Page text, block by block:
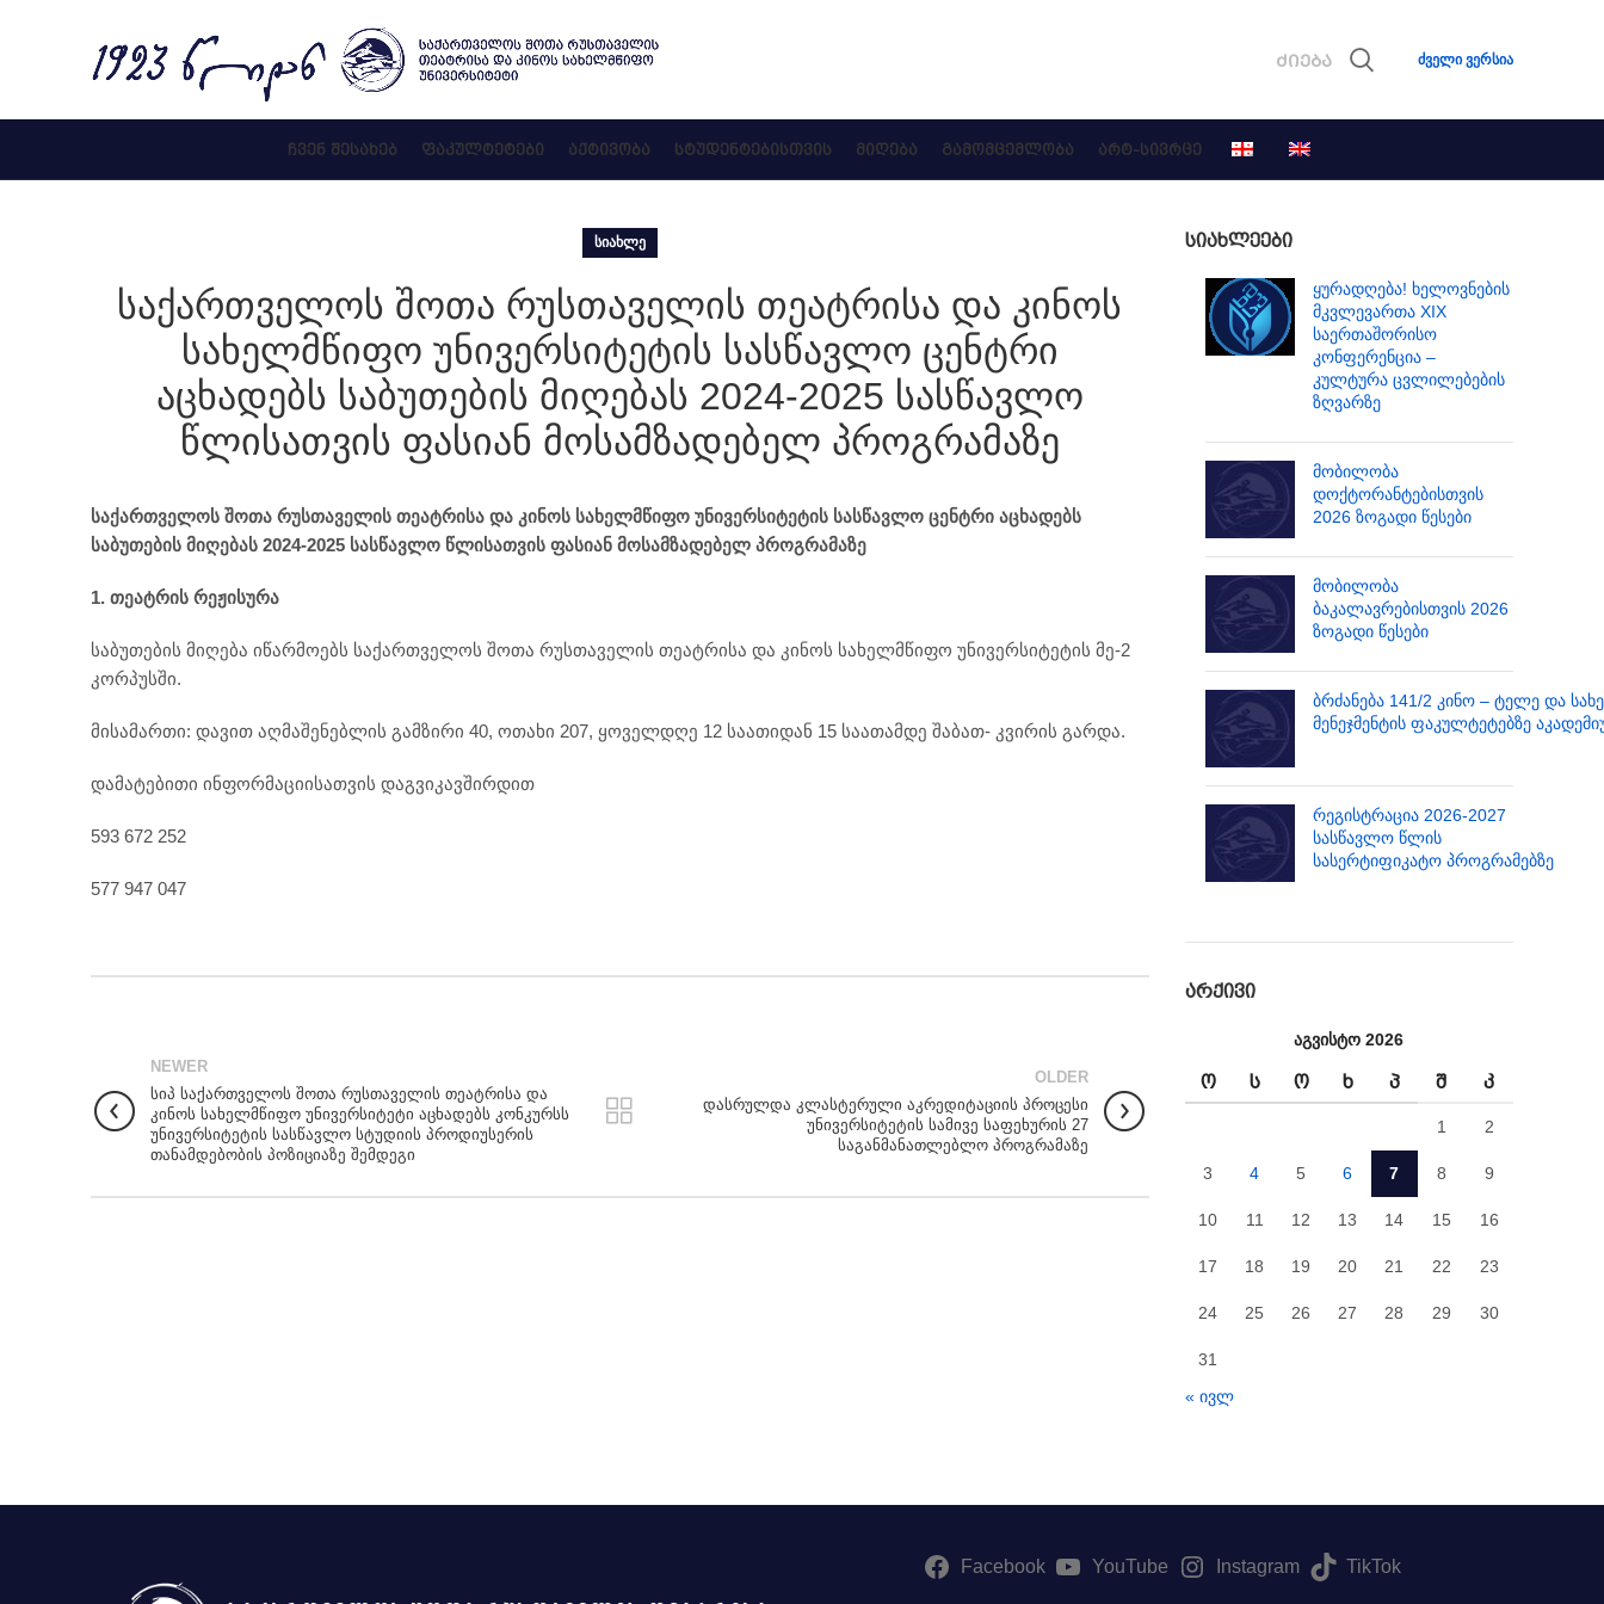
ძველი ვერსია
ᲩᲕᲔᲜ ᲨᲔᲡᲐᲮᲔᲑ ᲤᲐᲙᲣᲚᲢᲔᲢᲔᲑᲘ ᲐᲥᲢᲘᲕᲝᲑᲐ ᲡᲢᲣᲓᲔᲜᲢᲔᲑᲘᲡᲗᲕᲘᲡ ᲛᲘᲦᲔᲑᲐ ᲒᲐᲛᲝᲛᲪᲔᲛᲚᲝᲑᲐ ᲐᲠᲢ-ᲡᲘᲕᲠᲪᲔ
ᲡᲘᲐᲮᲚᲔ
საქართველოს შოთა რუსთაველის თეატრისა და კინოს
სახელმწიფო უნივერსიტეტის სასწავლო ცენტრი
აცხადებს საბუთების მიღებას 2024-2025 სასწავლო
წლისათვის ფასიან მოსამზადებელ პროგრამაზე
საქართველოს შოთა რუსთაველის თეატრისა და კინოს სახელმწიფო უნივერსიტეტის სასწავლო ცენტრი აცხადებს
საბუთების მიღებას 2024-2025 სასწავლო წლისათვის ფასიან მოსამზადებელ პროგრამაზე
1. თეატრის რეჟისურა
საბუთების მიღება იწარმოებს საქართველოს შოთა რუსთაველის თეატრისა და კინოს სახელმწიფო უნივერსიტეტის მე-2
კორპუსში.
მისამართი: დავით აღმაშენებლის გამზირი 40, ოთახი 207, ყოველდღე 12 საათიდან 15 საათამდე შაბათ- კვირის გარდა.
დამატებითი ინფორმაციისათვის დაგვიკავშირდით
593 672 252
577 947 047
NEWER
სიპ საქართველოს შოთა რუსთაველის თეატრისა და
კინოს სახელმწიფო უნივერსიტეტი აცხადებს კონკურსს
უნივერსიტეტის სასწავლო სტუდიის პროდიუსერის
თანამდებობის პოზიციაზე შემდეგი
OLDER
დასრულდა კლასტერული აკრედიტაციის პროცესი
უნივერსიტეტის სამივე საფეხურის 27
საგანმანათლებლო პროგრამაზე
ᲡᲘᲐᲮᲚᲔᲔᲑᲘ
ყურადღება! ხელოვნების
მკვლევართა XIX
საერთაშორისო
კონფერენცია –
კულტურა ცვლილებების
ზღვარზე
მობილობა
დოქტორანტებისთვის
2026 ზოგადი წესები
მობილობა
ბაკალავრებისთვის 2026
ზოგადი წესები
ბრძანება 141/2 კინო – ტელე და
მენეჯმენტის ფაკულტეტებზე
რეგისტრაცია 2026-2027
სასწავლო წლის
სასერტიფიკატო პროგრამებზე
ᲐᲠᲥᲘᲕᲘ
აგვისტო 2026
Ო Ს Ო Ხ Პ Შ Კ
1 2
3 4 5 6 7 8 9
10 11 12 13 14 15 16
17 18 19 20 21 22 23
24 25 26 27 28 29 30
31
« ივლ
Facebook YouTube Instagram TikTok